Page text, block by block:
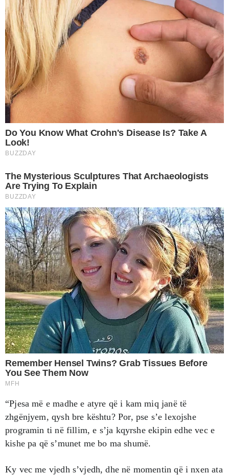
“Pjesa më e madhe e atyre që i kam miq janë të
zhgënjyem, qysh bre kështu? Por, pse s’e lexojshe
programin ti në fillim, e s’ja kqyrshe ekipin edhe vec e
kishe pa që s’munet me bo ma shumë.
Ky vec me vjedh s’vjedh, dhe në momentin që i nxen ata